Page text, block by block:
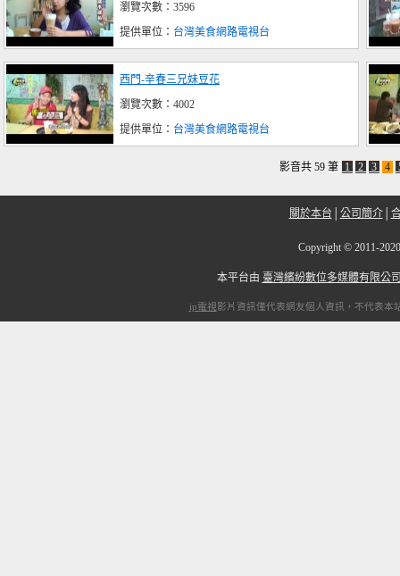
瀏覽次數：3596
提供單位： 台灣美食網路電視台
西門-辛春三兄妹豆花
瀏覽次數：4002
提供單位： 台灣美食網路電視台
影音共 59 筆 1 2 3 4
關於本台 公司簡介│
Copyright©2011-
本平台由 臺灣繽紛數位多媒體有限公
ip電視影片資訊僅代表網友個人資訊，不代表本